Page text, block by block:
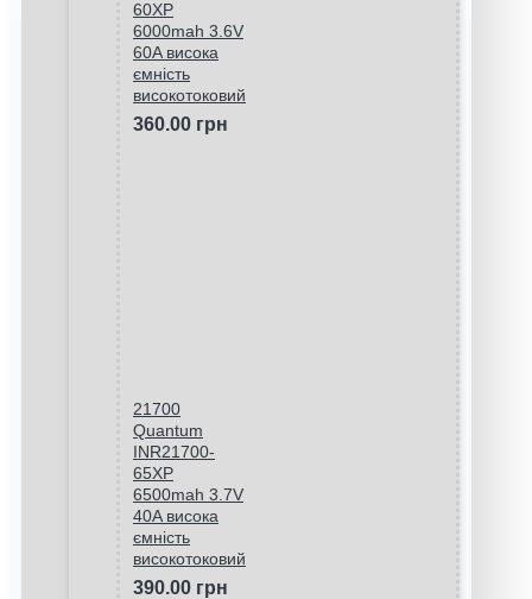
60XP
6000mah 3.6V
60A висока
ємність
високотоковий
360.00 грн
21700
Quantum
INR21700-
65XP
6500mah 3.7V
40A висока
ємність
високотоковий
390.00 грн